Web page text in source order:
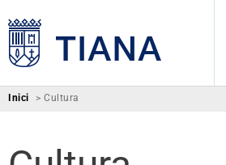
Inici > Cultura